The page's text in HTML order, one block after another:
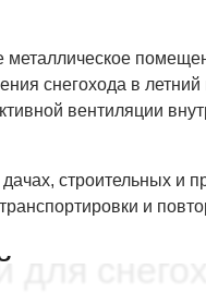
снегохода в
вентиляции
строительных
и